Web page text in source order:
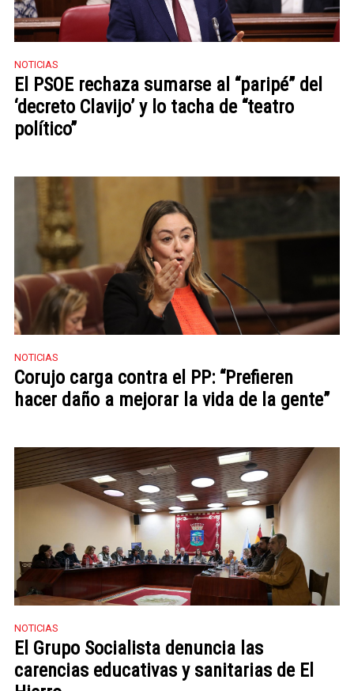
NOTICIAS
El PSOE rechaza sumarse al “paripé” del
‘decreto Clavijo’ y lo tacha de “teatro
político”
NOTICIAS
Corujo carga contra el PP: “Prefieren
hacer daño a mejorar la vida de la gente”
NOTICIAS
El Grupo Socialista denuncia las
carencias educativas y sanitarias de El